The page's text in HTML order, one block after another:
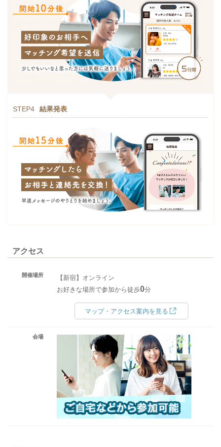
STEP4 結果発表
アクセス
開催場所
【新宿】オンライン
お好きな場所で参加から徒歩0分
マップ・アクセス案内を見る
会場